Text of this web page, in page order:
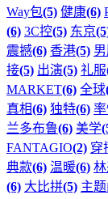
Way包(5) 健康(6)
(6) 3C控(5) 东京
震撼(6) 香港(5)
接(5) 出演(5) 礼服
MARKET(6) 全球
真相(6) 独特(6)
兰多布鲁(6) 美学
FANTAGIO(2) 穿
典款(6) 温暖(6)
(6) 大比拼(5) 主